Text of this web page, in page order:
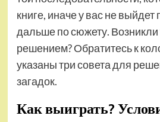
книге, иначе у вас не выйдет
дальше по сюжету. Возникли
решением? Обратитесь к
указаны три совета для
загадок.
Как выиграть?